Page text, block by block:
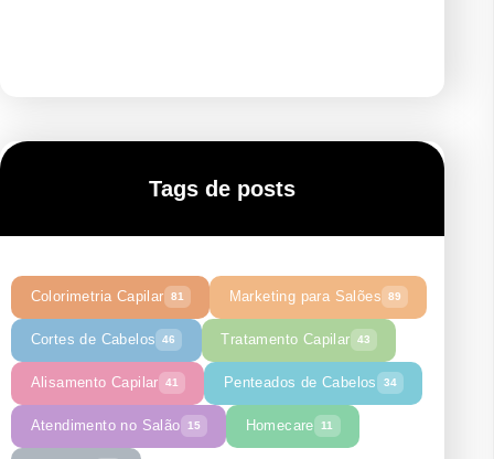
Tags de posts
Colorimetria Capilar 81 Marketing para Salões 89
Cortes de Cabelos 46 Tratamento Capilar 43
Alisamento Capilar 41 Penteados de Cabelos 34
Atendimento no Salão 15 Homecare 11